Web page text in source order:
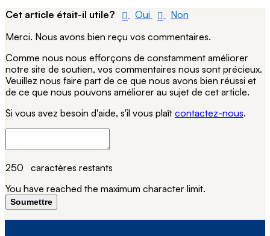
Cet article était-il utile?
Oui
Non
Merci. Nous avons bien reçu vos commentaires.
Comme nous nous efforçons de constamment améliorer
notre site de soutien, vos commentaires nous sont précieux.
Veuillez nous faire part de ce que nous avons bien réussi et
de ce que nous pouvons améliorer au sujet de cet article.
Si vous avez besoin d'aide, s'il vous plaît contactez-nous.
250 caractères restants
You have reached the maximum character limit.
Soumettre